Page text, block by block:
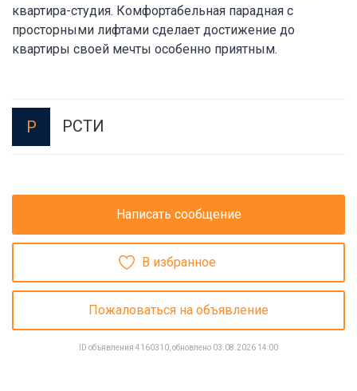
квартира-студия. Комфортабельная парадная с
просторными лифтами сделает достижение до
квартиры своей мечты особенно приятным.
Р РСТИ
Написать сообщение
В избранное
Пожаловаться на объявление
ID объявления 4160310, обновлено 03.08.2026 14:00